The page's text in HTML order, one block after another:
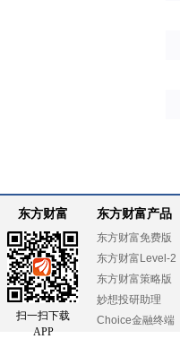
东方财富
扫一扫下载
APP
东方财富产品
东方财富免费版
东方财富Level-2
东方财富策略版
妙想投研助理
Choice金融终端